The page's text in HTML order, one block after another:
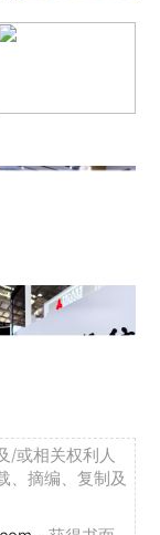
/或相关权利人
、摘编、复制及